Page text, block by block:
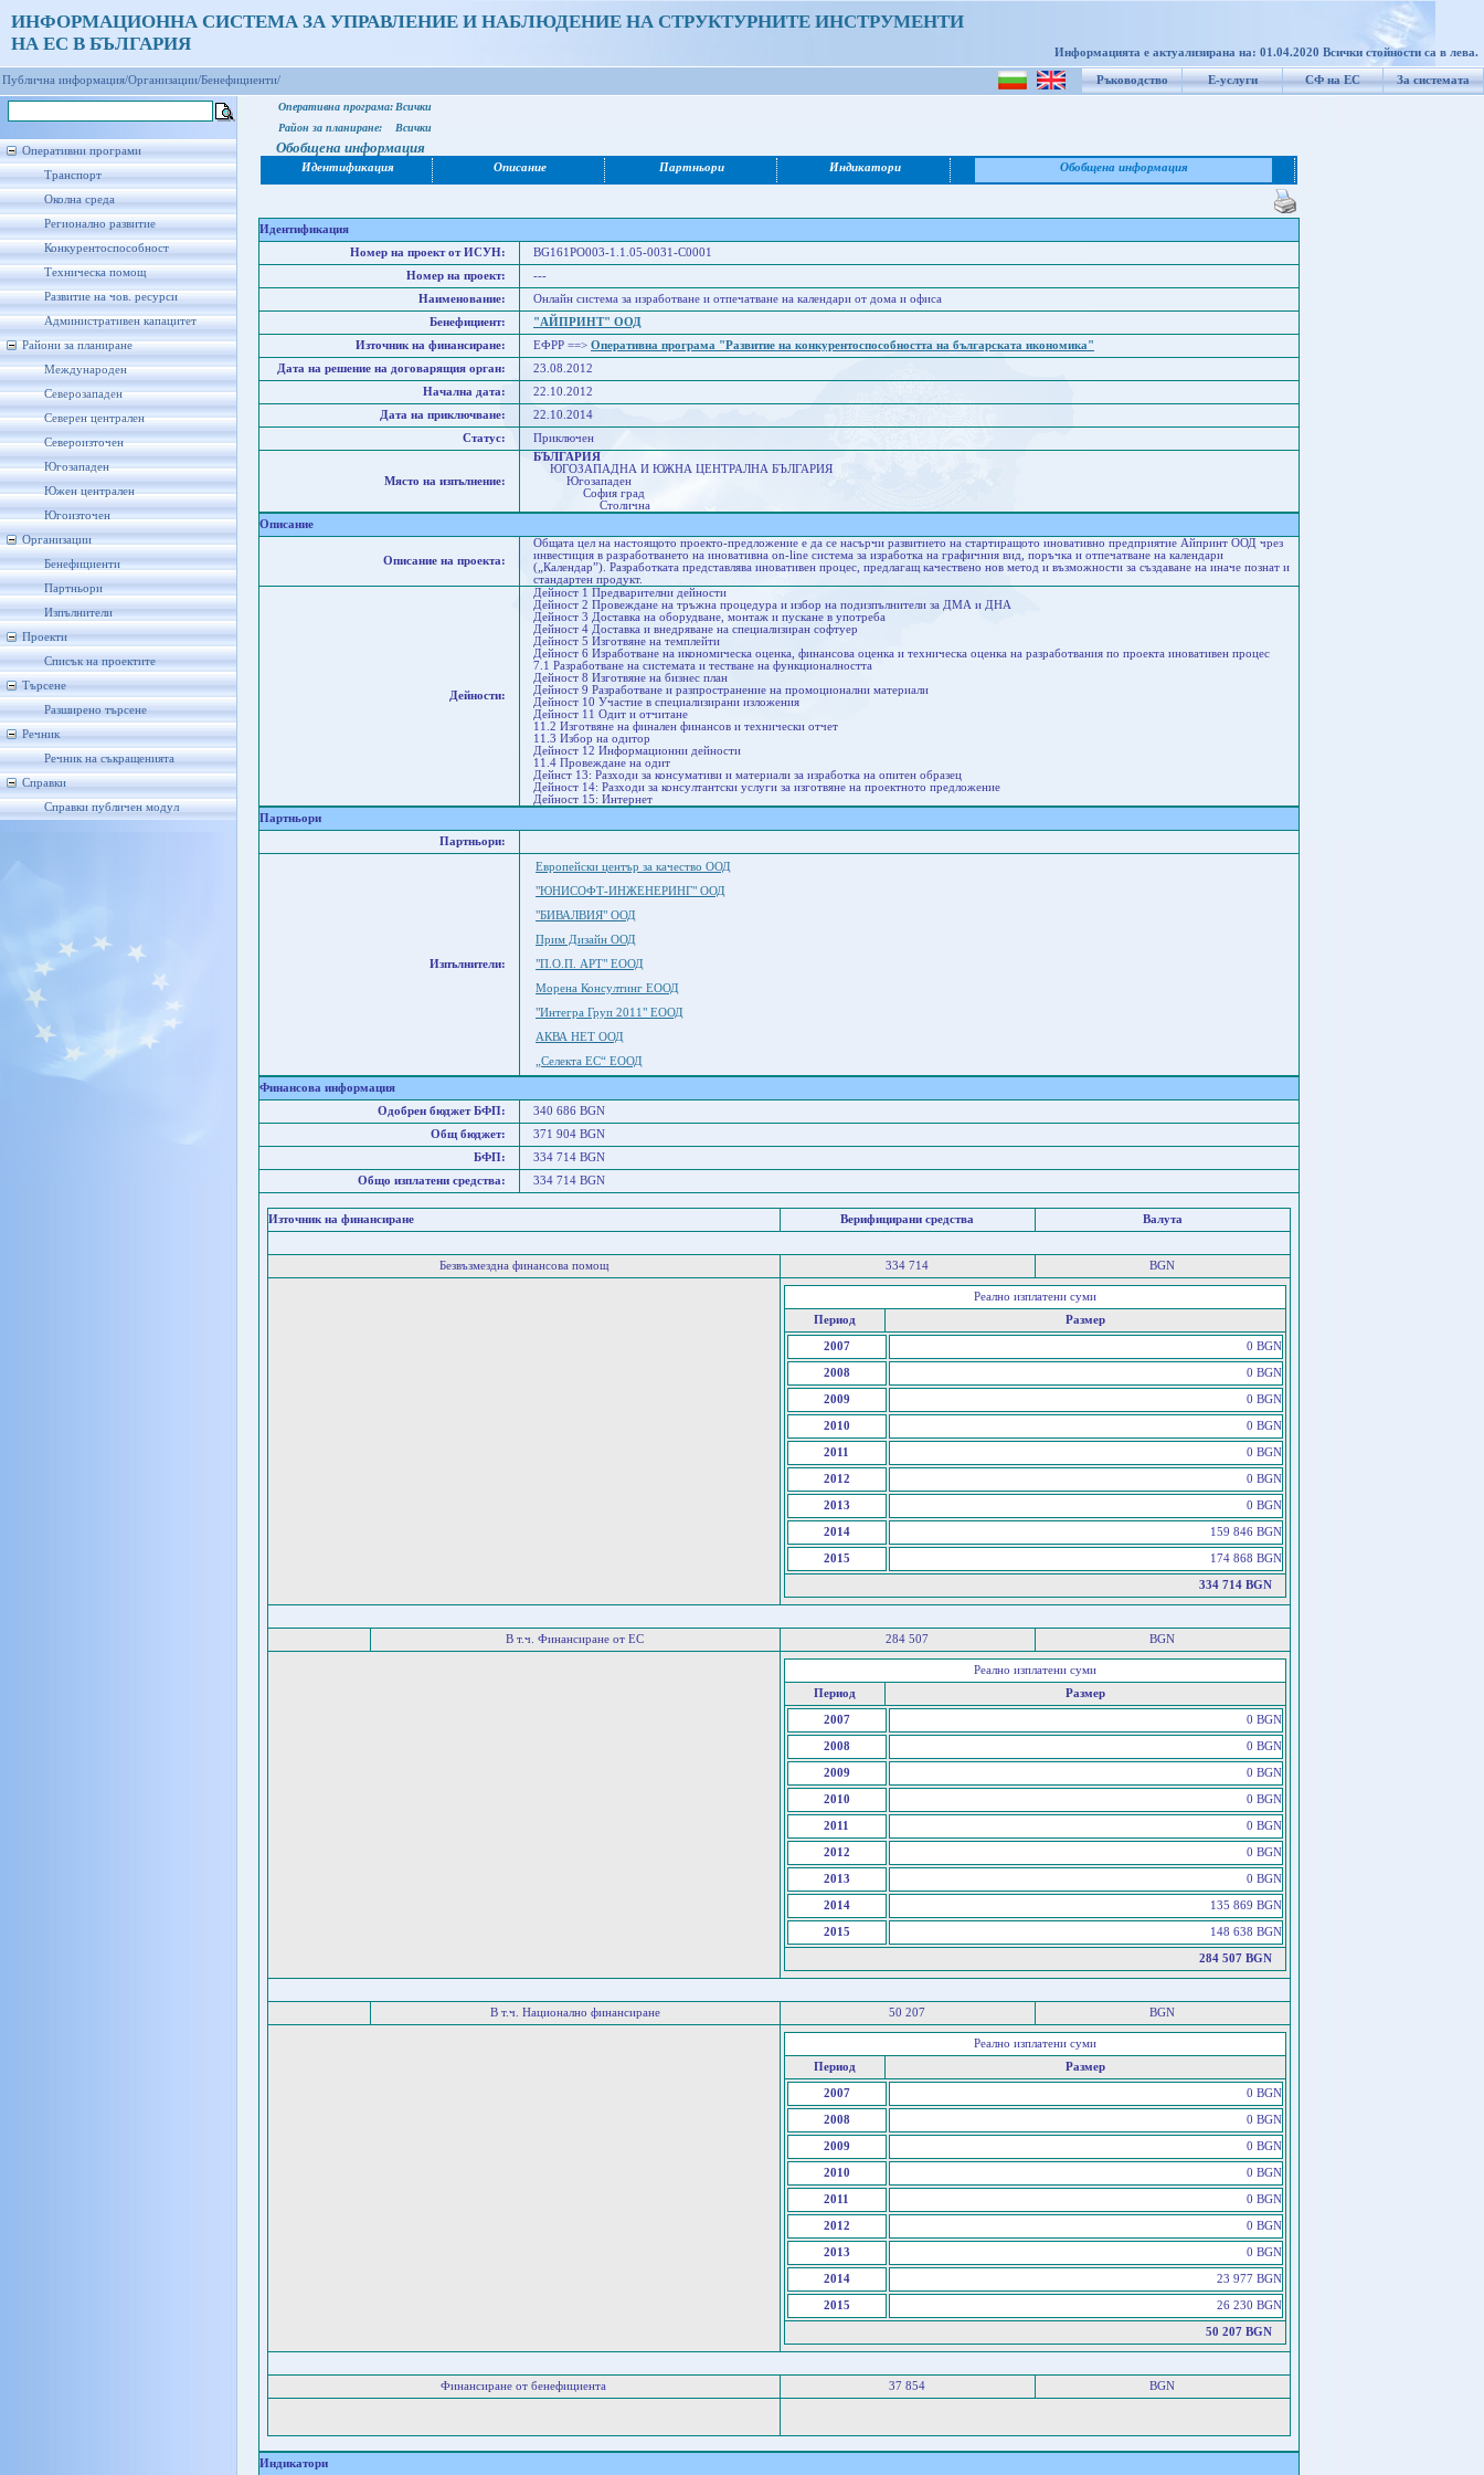
ИНФОРМАЦИОННА СИСТЕМА ЗА УПРАВЛЕНИЕ И НАБЛЮДЕНИЕ НА СТРУКТУРНИТЕ ИНСТРУМЕНТИ
НА ЕС В БЪЛГАРИЯ
Информацията е актуализирана на: 01.04.2020 Всички стойности са в лева.
Ръководство Е-услуги СФ на ЕС За системата
Публична информация/Организации/Бенефициенти/
Оперативни програми
Транспорт
Околна среда
Регионално развитие
Конкурентоспособност
Техническа помощ
Развитие на чов. ресурси
Административен капацитет
Райони за планиране
Международен
Северозападен
Северен централен
Североизточен
Югозападен
Южен централен
Югоизточен
Организации
Бенефициенти
Партньори
Изпълнители
Проекти
Списък на проектите
Търсене
Разширено търсене
Речник
Речник на съкращенията
Справки
Справки публичен модул
Оперативна програма: Всички
Район за планиране:
Всички
Обобщена информация
Идентификация Описание Партньори Индикатори Обобщена информация
Идентификация
Номер на проект от ИСУН:
BG161PO003-1.1.05-0031-C0001
Номер на проект:
---
Наименование:
Онлайн система за изработване и отпечатване на календари от дома и офиса
Бенефициент:
"АЙПРИНТ" ООД
Източник на финансиране:
ЕФРР ==> Оперативна програма "Развитие на конкурентоспособността на българската икономика"
Дата на решение на договарящия орган:
23.08.2012
Начална дата:
22.10.2012
Дата на приключване:
22.10.2014
Статус:
Приключен
Място на изпълнение:
БЪЛГАРИЯ
ЮГОЗАПАДНА И ЮЖНА ЦЕНТРАЛНА БЪЛГАРИЯ
Югозападен
София град
Столична
Описание
Описание на проекта:
Общата цел на настоящото проекто-предложение е да се насърчи развитието на стартиращото иновативно предприятие Айпринт ООД чрез
инвестиция в разработването на иновативна on-line система за изработка на графичния вид, поръчка и отпечатване на календари
(„Календар”). Разработката представлява иновативен процес, предлагащ качествено нов метод и възможности за създаване на иначе познат и
стандартен продукт.
Дейности:
Дейност 1 Предварителни дейности
Дейност 2 Провеждане на тръжна процедура и избор на подизпълнители за ДМА и ДНА
Дейност 3 Доставка на оборудване, монтаж и пускане в употреба
Дейност 4 Доставка и внедряване на специализиран софтуер
Дейност 5 Изготвяне на темплейти
Дейност 6 Изработване на икономическа оценка, финансова оценка и техническа оценка на разработвания по проекта иновативен процес
7.1 Разработване на системата и тестване на функционалността
Дейност 8 Изготвяне на бизнес план
Дейност 9 Разработване и разпространение на промоционални материали
Дейност 10 Участие в специализирани изложения
Дейност 11 Одит и отчитане
11.2 Изготвяне на финален финансов и технически отчет
11.3 Избор на одитор
Дейност 12 Информационни дейности
11.4 Провеждане на одит
Дейнст 13: Разходи за консумативи и материали за изработка на опитен образец
Дейност 14: Разходи за консултантски услуги за изготвяне на проектното предложение
Дейност 15: Интернет
Партньори
Партньори:
Изпълнители:
Европейски център за качество ООД
"ЮНИСОФТ-ИНЖЕНЕРИНГ" ООД
"БИВАЛВИЯ" ООД
Прим Дизайн ООД
"П.О.П. АРТ" ЕООД
Морена Консултинг ЕООД
"Интегра Груп 2011" ЕООД
АКВА НЕТ ООД
„Селекта ЕС“ ЕООД
Финансова информация
Одобрен бюджет БФП:
340 686 BGN
Общ бюджет:
371 904 BGN
БФП:
334 714 BGN
Общо изплатени средства:
334 714 BGN
Източник на финансиране Верифицирани средства Валута
Безвъзмездна финансова помощ 334 714 BGN
Реално изплатени суми
Период
Размер
2007 0 BGN
2008 0 BGN
2009 0 BGN
2010 0 BGN
2011 0 BGN
2012 0 BGN
2013 0 BGN
2014 159 846 BGN
2015 174 868 BGN
334 714 BGN
В т.ч. Финансиране от ЕС 284 507 BGN
Реално изплатени суми
Период
Размер
2007 0 BGN
2008 0 BGN
2009 0 BGN
2010 0 BGN
2011 0 BGN
2012 0 BGN
2013 0 BGN
2014 135 869 BGN
2015 148 638 BGN
284 507 BGN
В т.ч. Национално финансиране 50 207 BGN
Реално изплатени суми
Период
Размер
2007 0 BGN
2008 0 BGN
2009 0 BGN
2010 0 BGN
2011 0 BGN
2012 0 BGN
2013 0 BGN
2014 23 977 BGN
2015 26 230 BGN
50 207 BGN
Финансиране от бенефициента 37 854 BGN
Индикатори